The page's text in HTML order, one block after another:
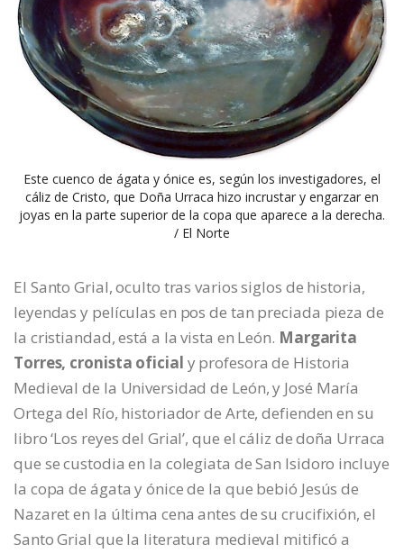
Este cuenco de ágata y ónice es, según los investigadores, el
cáliz de Cristo, que Doña Urraca hizo incrustar y engarzar en
joyas en la parte superior de la copa que aparece a la derecha.
/ El Norte
El Santo Grial, oculto tras varios siglos de historia,
leyendas y películas en pos de tan preciada pieza de
la cristiandad, está a la vista en León. Margarita
Torres, cronista oficial y profesora de Historia
Medieval de la Universidad de León, y José María
Ortega del Río, historiador de Arte, defienden en su
libro ‘Los reyes del Grial’, que el cáliz de doña Urraca
que se custodia en la colegiata de San Isidoro incluye
la copa de ágata y ónice de la que bebió Jesús de
Nazaret en la última cena antes de su crucifixión, el
Santo Grial que la literatura medieval mitificó a